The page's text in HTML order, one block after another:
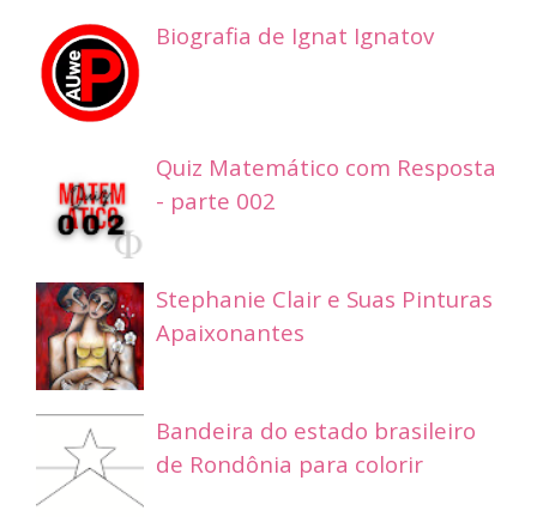
Biografia de Ignat Ignatov
Quiz Matemático com Resposta
- parte 002
Stephanie Clair e Suas Pinturas
Apaixonantes
Bandeira do estado brasileiro
de Rondônia para colorir